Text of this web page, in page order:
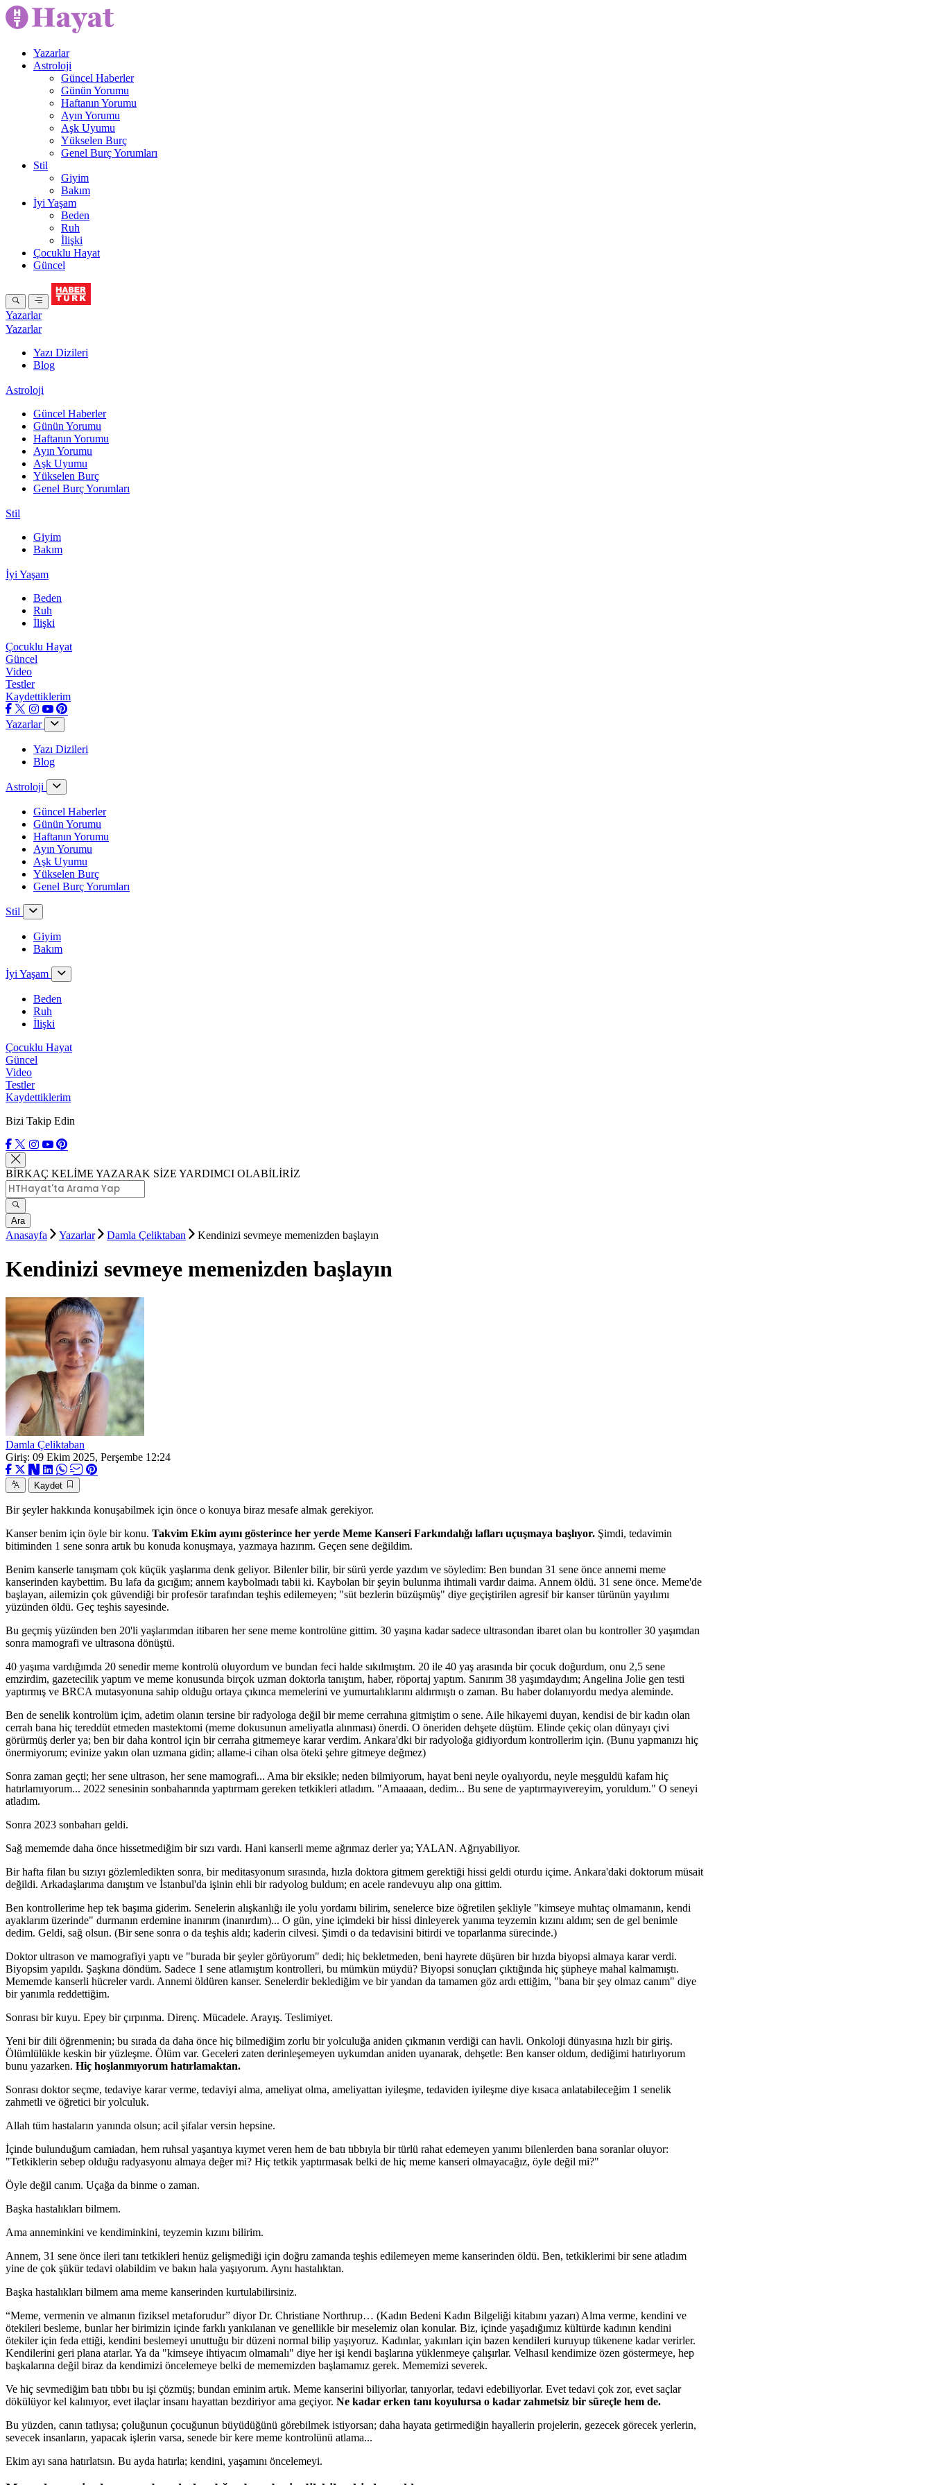
Yazarlar
Astroloji
Güncel Haberler
Günün Yorumu
Haftanın Yorumu
Ayın Yorumu
Aşk Uyumu
Yükselen Burç
Genel Burç Yorumları
Stil
Giyim
Bakım
İyi Yaşam
Beden
Ruh
İlişki
Çocuklu Hayat
Güncel
Yazarlar
Yazarlar
Yazı Dizileri
Blog
Astroloji
Güncel Haberler
Günün Yorumu
Haftanın Yorumu
Ayın Yorumu
Aşk Uyumu
Yükselen Burç
Genel Burç Yorumları
Stil
Giyim
Bakım
İyi Yaşam
Beden
Ruh
İlişki
Çocuklu Hayat
Güncel
Video
Testler
Kaydettiklerim
Yazarlar
Yazı Dizileri
Blog
Astroloji
Güncel Haberler
Günün Yorumu
Haftanın Yorumu
Ayın Yorumu
Aşk Uyumu
Yükselen Burç
Genel Burç Yorumları
Stil
Giyim
Bakım
İyi Yaşam
Beden
Ruh
İlişki
Çocuklu Hayat
Güncel
Video
Testler
Kaydettiklerim
Bizi Takip Edin
BİRKAÇ KELİME YAZARAK SİZE YARDIMCI OLABİLİRİZ
Ara
Anasayfa Yazarlar Damla Çeliktaban Kendinizi sevmeye memenizden başlayın
Kendinizi sevmeye memenizden başlayın
Damla Çeliktaban
Giriş: 09 Ekim 2025, Perşembe 12:24
Kaydet
Bir şeyler hakkında konuşabilmek için önce o konuya biraz mesafe almak gerekiyor.
Kanser benim için öyle bir konu. Takvim Ekim ayını gösterince her yerde Meme Kanseri Farkındalığı lafları uçuşmaya başlıyor. Şimdi, tedavimin
bitiminden 1 sene sonra artık bu konuda konuşmaya, yazmaya hazırım. Geçen sene değildim.
Benim kanserle tanışmam çok küçük yaşlarıma denk geliyor. Bilenler bilir, bir sürü yerde yazdım ve söyledim: Ben bundan 31 sene önce annemi meme
kanserinden kaybettim. Bu lafa da gıcığım; annem kaybolmadı tabii ki. Kaybolan bir şeyin bulunma ihtimali vardır daima. Annem öldü. 31 sene önce. Meme'de
başlayan, ailemizin çok güvendiği bir profesör tarafından teşhis edilemeyen; "süt bezlerin büzüşmüş" diye geçiştirilen agresif bir kanser türünün yayılımı
yüzünden öldü. Geç teşhis sayesinde.
Bu geçmiş yüzünden ben 20'li yaşlarımdan itibaren her sene meme kontrolüne gittim. 30 yaşına kadar sadece ultrasondan ibaret olan bu kontroller 30 yaşımdan
sonra mamografi ve ultrasona dönüştü.
40 yaşıma vardığımda 20 senedir meme kontrolü oluyordum ve bundan feci halde sıkılmıştım. 20 ile 40 yaş arasında bir çocuk doğurdum, onu 2,5 sene
emzirdim, gazetecilik yaptım ve meme konusunda birçok uzman doktorla tanıştım, haber, röportaj yaptım. Sanırım 38 yaşımdaydım; Angelina Jolie gen testi
yaptırmış ve BRCA mutasyonuna sahip olduğu ortaya çıkınca memelerini ve yumurtalıklarını aldırmıştı o zaman. Bu haber dolanıyordu medya aleminde.
Ben de senelik kontrolüm içim, adetim olanın tersine bir radyologa değil bir meme cerrahına gitmiştim o sene. Aile hikayemi duyan, kendisi de bir kadın olan
cerrah bana hiç tereddüt etmeden mastektomi (meme dokusunun ameliyatla alınması) önerdi. O öneriden dehşete düştüm. Elinde çekiç olan dünyayı çivi
görürmüş derler ya; ben bir daha kontrol için bir cerraha gitmemeye karar verdim. Ankara'dki bir radyoloğa gidiyordum kontrollerim için. (Bunu yapmanızı hiç
önermiyorum; evinize yakın olan uzmana gidin; allame-i cihan olsa öteki şehre gitmeye değmez)
Sonra zaman geçti; her sene ultrason, her sene mamografi... Ama bir eksikle; neden bilmiyorum, hayat beni neyle oyalıyordu, neyle meşguldü kafam hiç
hatırlamıyorum... 2022 senesinin sonbaharında yaptırmam gereken tetkikleri atladım. "Amaaaan, dedim... Bu sene de yaptırmayıvereyim, yoruldum." O seneyi
atladım.
Sonra 2023 sonbaharı geldi.
Sağ mememde daha önce hissetmediğim bir sızı vardı. Hani kanserli meme ağrımaz derler ya; YALAN. Ağrıyabiliyor.
Bir hafta filan bu sızıyı gözlemledikten sonra, bir meditasyonum sırasında, hızla doktora gitmem gerektiği hissi geldi oturdu içime. Ankara'daki doktorum müsait
değildi. Arkadaşlarıma danıştım ve İstanbul'da işinin ehli bir radyolog buldum; en acele randevuyu alıp ona gittim.
Ben kontrollerime hep tek başıma giderim. Senelerin alışkanlığı ile yolu yordamı bilirim, senelerce bize öğretilen şekliyle "kimseye muhtaç olmamanın, kendi
ayaklarım üzerinde" durmanın erdemine inanırım (inanırdım)... O gün, yine içimdeki bir hissi dinleyerek yanıma teyzemin kızını aldım; sen de gel benimle
dedim. Geldi, sağ olsun. (Bir sene sonra o da teşhis aldı; kaderin cilvesi. Şimdi o da tedavisini bitirdi ve toparlanma sürecinde.)
Doktor ultrason ve mamografiyi yaptı ve "burada bir şeyler görüyorum" dedi; hiç bekletmeden, beni hayrete düşüren bir hızda biyopsi almaya karar verdi.
Biyopsim yapıldı. Şaşkına döndüm. Sadece 1 sene atlamıştım kontrolleri, bu mümkün müydü? Biyopsi sonuçları çıktığında hiç şüpheye mahal kalmamıştı.
Mememde kanserli hücreler vardı. Annemi öldüren kanser. Senelerdir beklediğim ve bir yandan da tamamen göz ardı ettiğim, "bana bir şey olmaz canım" diye
bir yanımla reddettiğim.
Sonrası bir kuyu. Epey bir çırpınma. Direnç. Mücadele. Arayış. Teslimiyet.
Yeni bir dili öğrenmenin; bu sırada da daha önce hiç bilmediğim zorlu bir yolculuğa aniden çıkmanın verdiği can havli. Onkoloji dünyasına hızlı bir giriş.
Ölümlülükle keskin bir yüzleşme. Ölüm var. Geceleri zaten derinleşemeyen uykumdan aniden uyanarak, dehşetle: Ben kanser oldum, dediğimi hatırlıyorum
bunu yazarken. Hiç hoşlanmıyorum hatırlamaktan.
Sonrası doktor seçme, tedaviye karar verme, tedaviyi alma, ameliyat olma, ameliyattan iyileşme, tedaviden iyileşme diye kısaca anlatabileceğim 1 senelik
zahmetli ve öğretici bir yolculuk.
Allah tüm hastaların yanında olsun; acil şifalar versin hepsine.
İçinde bulunduğum camiadan, hem ruhsal yaşantıya kıymet veren hem de batı tıbbıyla bir türlü rahat edemeyen yanımı bilenlerden bana soranlar oluyor:
"Tetkiklerin sebep olduğu radyasyonu almaya değer mi? Hiç tetkik yaptırmasak belki de hiç meme kanseri olmayacağız, öyle değil mi?"
Öyle değil canım. Uçağa da binme o zaman.
Başka hastalıkları bilmem.
Ama anneminkini ve kendiminkini, teyzemin kızını bilirim.
Annem, 31 sene önce ileri tanı tetkikleri henüz gelişmediği için doğru zamanda teşhis edilemeyen meme kanserinden öldü. Ben, tetkiklerimi bir sene atladım
yine de çok şükür tedavi olabildim ve bakın hala yaşıyorum. Aynı hastalıktan.
Başka hastalıkları bilmem ama meme kanserinden kurtulabilirsiniz.
“Meme, vermenin ve almanın fiziksel metaforudur” diyor Dr. Christiane Northrup… (Kadın Bedeni Kadın Bilgeliği kitabını yazarı) Alma verme, kendini ve
ötekileri besleme, bunlar her birimizin içinde farklı yankılanan ve genellikle bir meselemiz olan konular. Biz, içinde yaşadığımız kültürde kadının kendini
ötekiler için feda ettiği, kendini beslemeyi unuttuğu bir düzeni normal bilip yaşıyoruz. Kadınlar, yakınları için bazen kendileri kuruyup tükenene kadar verirler.
Kendilerini geri plana atarlar. Ya da "kimseye ihtiyacım olmamalı" diye her işi kendi başlarına yüklenmeye çalışırlar. Velhasıl kendimize özen göstermeye, hep
başkalarına değil biraz da kendimizi öncelemeye belki de mememizden başlamamız gerek. Mememizi severek.
Ve hiç sevmediğim batı tıbbı bu işi çözmüş; bundan eminim artık. Meme kanserini biliyorlar, tanıyorlar, tedavi edebiliyorlar. Evet tedavi çok zor, evet saçlar
dökülüyor kel kalınıyor, evet ilaçlar insanı hayattan bezdiriyor ama geçiyor. Ne kadar erken tanı koyulursa o kadar zahmetsiz bir süreçle hem de.
Bu yüzden, canın tatlıysa; çoluğunun çocuğunun büyüdüğünü görebilmek istiyorsan; daha hayata getirmediğin hayallerin projelerin, gezecek görecek yerlerin,
sevecek insanların, yapacak işlerin varsa, senede bir kere meme kontrolünü atlama...
Ekim ayı sana hatırlatsın. Bu ayda hatırla; kendini, yaşamını öncelemeyi.